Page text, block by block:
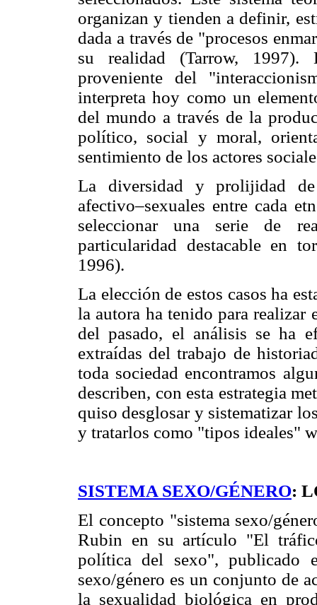
organizan y tienden a definir,
dada a través de "procesos
su realidad (Tarrow,
proveniente del
interpreta hoy como un
del mundo a través de la
político, social y moral,
sentimiento de los actores
La diversidad y prolijidad de
afectivo–sexuales entre cada
seleccionar una serie de
particularidad destacable en
1996).
La elección de estos casos ha
la autora ha tenido para realizar
del pasado, el análisis se ha
extraídas del trabajo de
toda sociedad encontramos
describen, con esta estrategia
quiso desglosar y sistematizar
y tratarlos como "tipos ideales"
SISTEMA SEXO/GÉNERO:
El concepto "sistema sexo/
Rubin en su artículo "El
política del sexo", publicado
sexo/género es un conjunto de
la sexualidad biológica en